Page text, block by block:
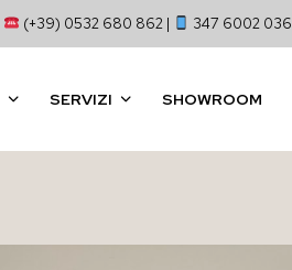
(+39) 0532 680 862 | 347 6002 036
SERVIZI SHOWROOM